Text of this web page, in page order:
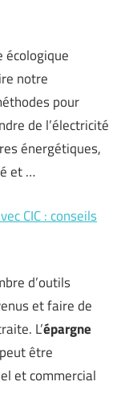
écologique
notre
pour
de l’électricité
énergétiques,
et …
CIC : conseils
d’outils
et faire de
L’épargne
être
et commercial